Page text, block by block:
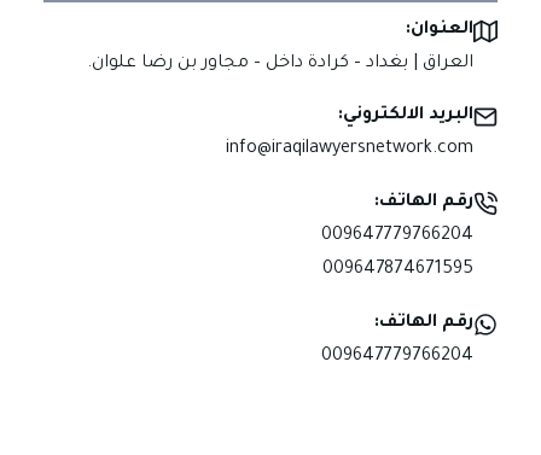
العنوان:
العراق | بغداد – كرادة داخل – مجاور بن رضا علوان.
البريد الالكتروني:
info@iraqilawyersnetwork.com
رقم الهاتف:
009647779766204
009647874671595
رقم الهاتف:
009647779766204